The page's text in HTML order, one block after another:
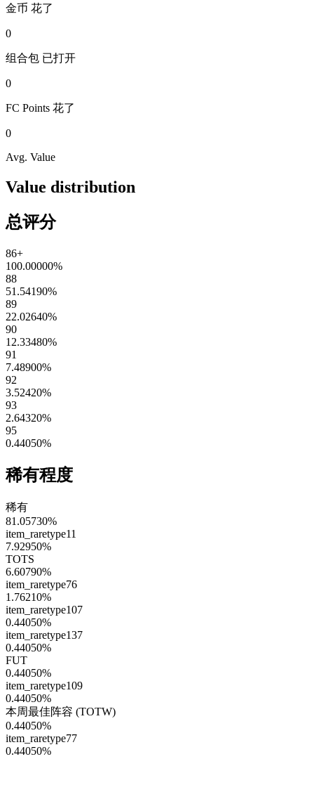
金币 花了
0
组合包 已打开
0
FC Points 花了
0
Avg. Value
Value distribution
总评分
86+
100.00000%
88
51.54190%
89
22.02640%
90
12.33480%
91
7.48900%
92
3.52420%
93
2.64320%
95
0.44050%
稀有程度
稀有
81.05730%
item_raretype11
7.92950%
TOTS
6.60790%
item_raretype76
1.76210%
item_raretype107
0.44050%
item_raretype137
0.44050%
FUT
0.44050%
item_raretype109
0.44050%
本周最佳阵容 (TOTW)
0.44050%
item_raretype77
0.44050%